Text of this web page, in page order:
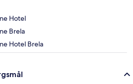
Hotel
Brela
Hotel Brela